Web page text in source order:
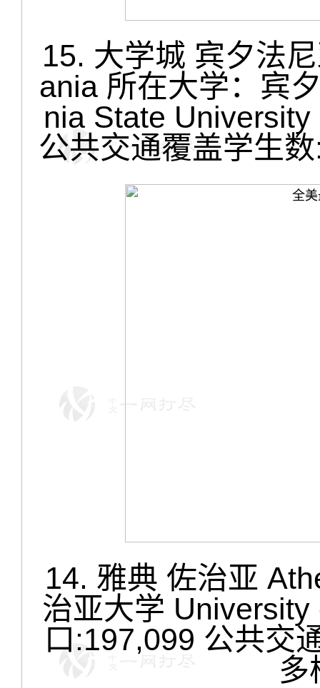
15. 大学城 宾夕法
ania 所在大学：宾
nia State
公共交通覆盖学生
14. 雅典 佐治亚
治亚大学
口:197,099 公共交
多